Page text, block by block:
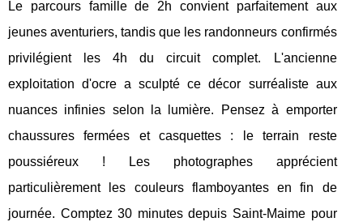
Le parcours famille de 2h convient parfaitement aux
jeunes aventuriers, tandis que les randonneurs confirmés
privilégient les 4h du circuit complet. L'ancienne
exploitation d'ocre a sculpté ce décor surréaliste aux
nuances infinies selon la lumière. Pensez à emporter
chaussures fermées et casquettes : le terrain reste
poussiéreux ! Les photographes apprécient
particulièrement les couleurs flamboyantes en fin de
journée. Comptez 30 minutes depuis Saint-Maime pour